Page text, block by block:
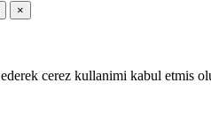
×
cerez kullanimi kabul etmis